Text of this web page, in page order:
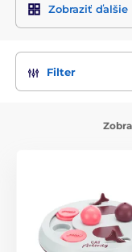
Zobraziť ďalšie
Filter